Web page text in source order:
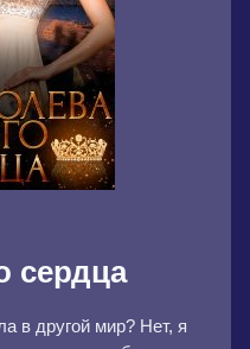
сердца
в другой мир? Нет, я